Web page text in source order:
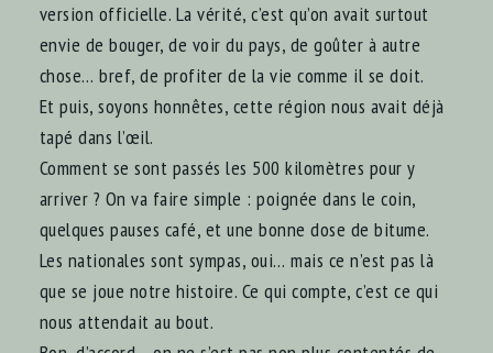
version officielle. La vérité, c’est qu’on avait surtout
envie de bouger, de voir du pays, de goûter à autre
chose… bref, de profiter de la vie comme il se doit.
Et puis, soyons honnêtes, cette région nous avait déjà
tapé dans l’œil.
Comment se sont passés les 500 kilomètres pour y
arriver ? On va faire simple : poignée dans le coin,
quelques pauses café, et une bonne dose de bitume.
Les nationales sont sympas, oui… mais ce n’est pas là
que se joue notre histoire. Ce qui compte, c’est ce qui
nous attendait au bout.